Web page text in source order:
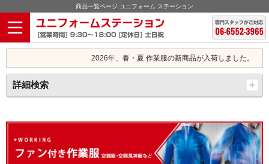
商品一覧ページ ユニフォーム ステーション
2026年、春・夏 作業服の新商品が入荷しました。
詳細検索